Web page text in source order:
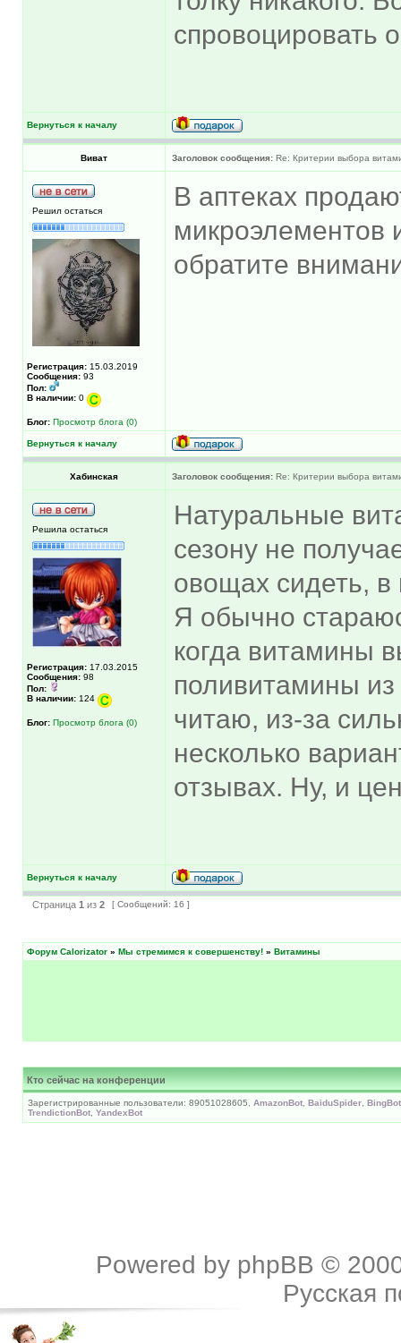
спровоцировать
Вернуться к началу
Виват Заголовок сообщения: Re: Критерии выбора
Решил остаться
Регистрация: 15.03.2019
Сообщения: 93
Пол:
В наличии: 0
Блог: Просмотр блога (0)
В аптеках
микроэлементов
обратите
Вернуться к началу
Хабинская Заголовок сообщения: Re: Критерии выбора
Решила остаться
Регистрация: 17.03.2015
Сообщения: 98
Пол:
В наличии: 124
Блог: Просмотр блога (0)
Натуральные
сезону не
овощах сидеть,
Я обычно
когда витамины
поливитамины
читаю, из-за
несколько
отзывах. Ну, и
Вернуться к началу
Страница 1 из 2 [ Сообщений: 16 ]
Форум Calorizator » Мы стремимся к совершенству! » Витамины
Кто сейчас на конференции
Зарегистрированные пользователи: 89051028605, AmazonBot BaiduSpider BingBot
TrendictionBot YandexBot
Powered by phpBB ©
Русская